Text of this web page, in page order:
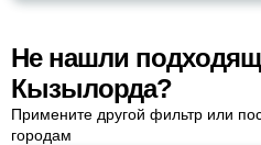
Не нашли
Кызылорда?
Примените другой фильтр или
городам